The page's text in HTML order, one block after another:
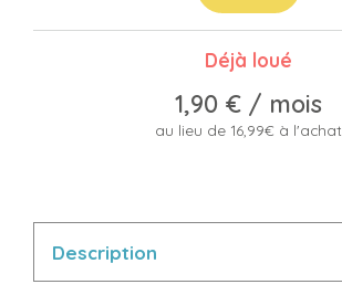
Déjà loué
1,90 €/ mois
au lieu de 16,99€ à l'achat
Description